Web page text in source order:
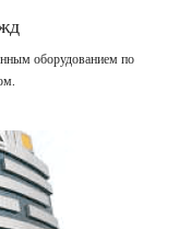
оборудованием по